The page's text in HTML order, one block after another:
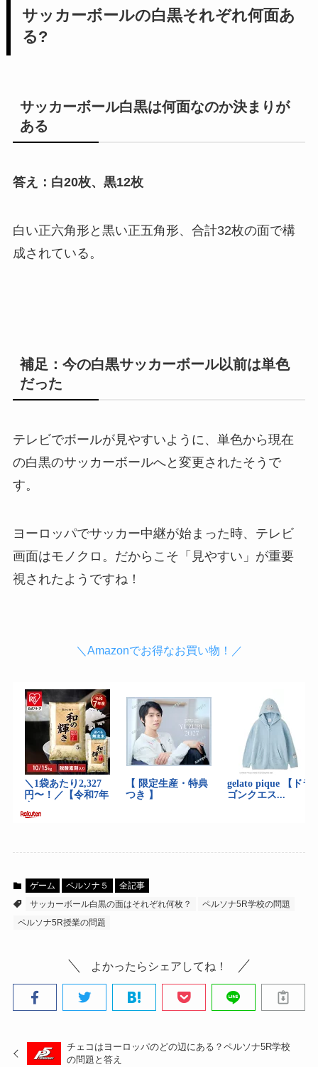
サッカーボールの白黒それぞれ何面あ
る?
サッカーボール白黒は何面なのか決まりが
ある
答え：白20枚、黒12枚
白い正六角形と黒い正五角形、合計32枚の面で構
成されている。
補足：今の白黒サッカーボール以前は単色
だった
テレビでボールが見やすいように、単色から現在
の白黒のサッカーボールへと変更されたそうで
す。
ヨーロッパでサッカー中継が始まった時、テレビ
画面はモノクロ。だからこそ「見やすい」が重要
視されたようですね！
＼Amazonでお得なお買い物！／
ゲーム ペルソナ５
全記事
サッカーボール白黒の面はそれぞれ何枚？
ペルソナ5R学校の問題
ペルソナ5R授業の問題
よかったらシェアしてね！
チェコはヨーロッパのどの辺にある？ペルソナ5R学校
の問題と答え